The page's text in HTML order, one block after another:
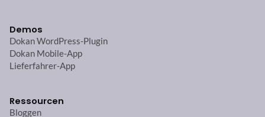
Demos
Dokan WordPress-Plugin
Dokan Mobile-App
Lieferfahrer-App
Ressourcen
Bloggen